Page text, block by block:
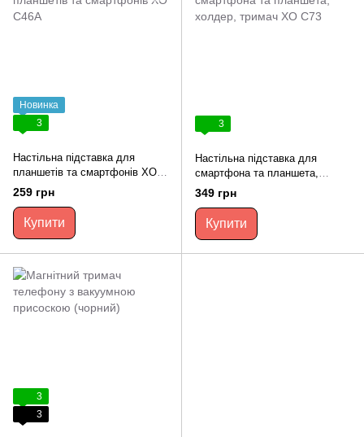
Новинка
3
Настільна підставка для
планшетів та смартфонів XO
С46A
259 грн
Купити
3
Настільна підставка для
смартфона та планшета,
холдер, тримач XO C73
349 грн
Купити
3
3